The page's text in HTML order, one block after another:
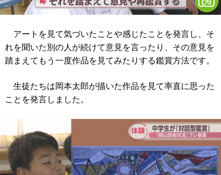
アートを見て気づいたことや感じたことを発言し、そ
れを聞いた別の人が続けて意見を言ったり、その意見を
踏まえてもう一度作品を見てみたりする鑑賞方法です。
生徒たちは岡本太郎が描いた作品を見て率直に思った
ことを発言しました。